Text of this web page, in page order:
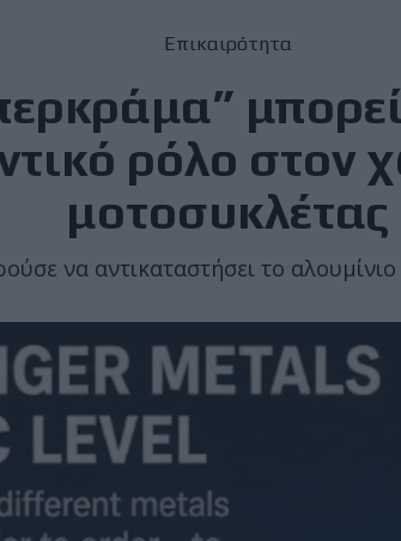
Επικαιρότητα
ρόλο στον
μοτοσυκλέτας
να αντικαταστήσει το αλουμίνιο